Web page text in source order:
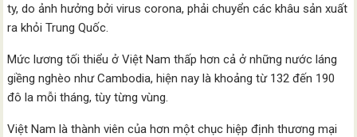
ty, do ảnh hưởng bởi virus corona, phải chuyển các khâu sản xuất
ra khỏi Trung Quốc.
Mức lương tối thiểu ở Việt Nam thấp hơn cả ở những nước láng
giềng nghèo như Cambodia, hiện nay là khoảng từ 132 đến 190
đô la mỗi tháng, tùy từng vùng.
Việt Nam là thành viên của hơn một chục hiệp định thương mại